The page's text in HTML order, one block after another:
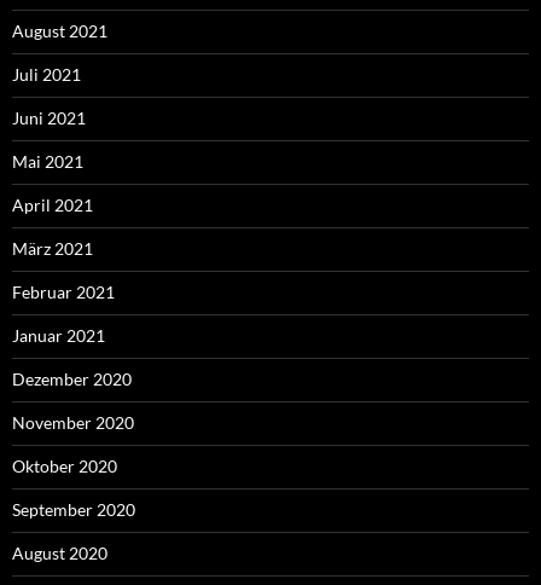
August 2021
Juli 2021
Juni 2021
Mai 2021
April 2021
März 2021
Februar 2021
Januar 2021
Dezember 2020
November 2020
Oktober 2020
September 2020
August 2020